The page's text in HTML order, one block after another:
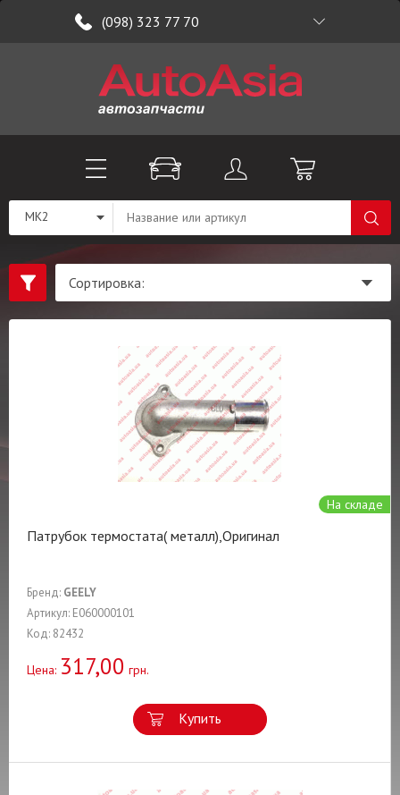
(098) 323 77 70
MK2
На складе
Патрубок термостата( металл),Оригинал
Бренд: GEELY
Артикул: E060000101
Код: 82432
Цена: 317,00 грн.
Купить